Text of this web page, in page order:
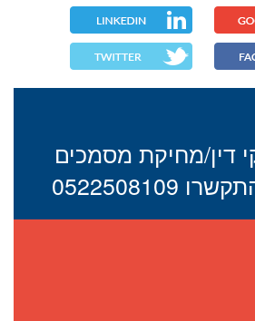
דין/מחיקת מסמכים